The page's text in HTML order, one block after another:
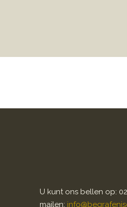
U kunt ons bellen op:
mailen: